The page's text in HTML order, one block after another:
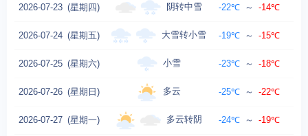
2026-07-23 (星期四) 阴转中雪 -22℃ ～ -14℃
2026-07-24 (星期五) 大雪转小雪 -19℃ ～ -15℃
2026-07-25 (星期六) 小雪 -23℃ ～ -18℃
2026-07-26 (星期日) 多云 -25℃ ～ -22℃
2026-07-27 (星期一) 多云转阴 -24℃ ～ -19℃